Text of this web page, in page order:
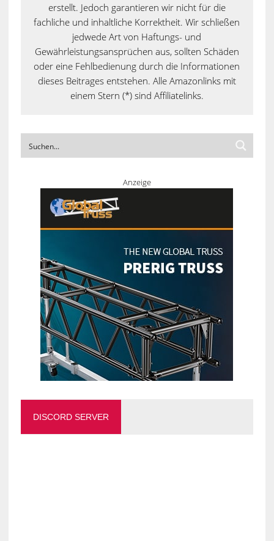
erstellt. Jedoch garantieren wir nicht für die
fachliche und inhaltliche Korrektheit. Wir schließen
jedwede Art von Haftungs- und
Gewährleistungsansprüchen aus, sollten Schäden
oder eine Fehlbedienung durch die Informationen
dieses Beitrages entstehen. Alle Amazonlinks mit
einem Stern (*) sind Affiliatelinks.
Anzeige
DISCORD SERVER